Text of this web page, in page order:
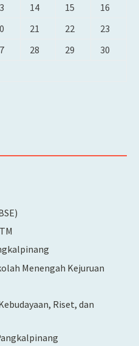
14 15
16
21 22
23
28 29
30
Menengah Kejuruan
Riset, dan